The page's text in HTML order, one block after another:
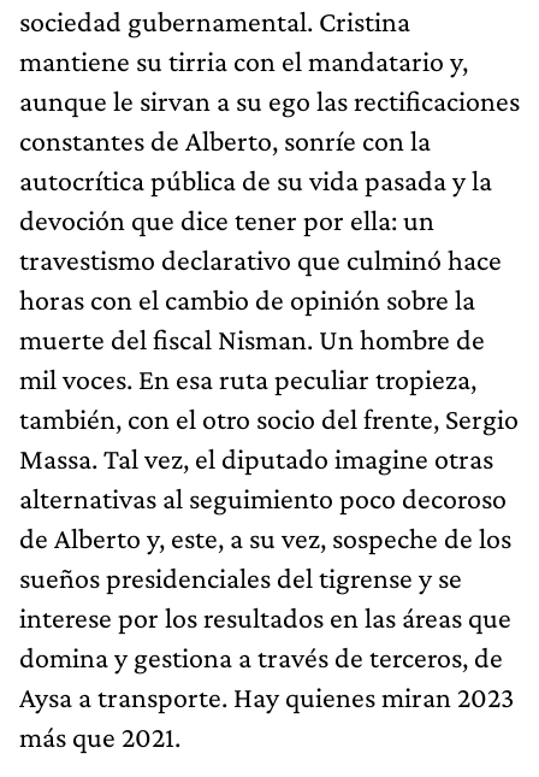
sociedad gubernamental. Cristina
mantiene su tirria con el mandatario y,
aunque le sirvan a su ego las rectificaciones
constantes de Alberto, sonríe con la
autocrítica pública de su vida pasada y la
devoción que dice tener por ella: un
travestismo declarativo que culminó hace
horas con el cambio de opinión sobre la
muerte del fiscal Nisman. Un hombre de
mil voces. En esa ruta peculiar tropieza,
también, con el otro socio del frente, Sergio
Massa. Tal vez, el diputado imagine otras
alternativas al seguimiento poco decoroso
de Alberto y, este, a su vez, sospeche de los
sueños presidenciales del tigrense y se
interese por los resultados en las áreas que
domina y gestiona a través de terceros, de
Aysa a transporte. Hay quienes miran 2023
más que 2021.